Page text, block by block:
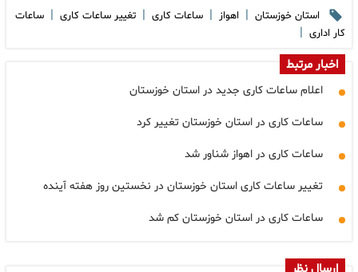
استان خوزستان | اهواز | ساعات کاری | تغییر ساعات کاری | ساعات
کار اداری |
اخبار مرتبط
اعلام ساعات کاری جدید در استان خوزستان
ساعات کاری در استان خوزستان تغییر کرد
ساعات کاری در اهواز شناور شد
تغییر ساعات کاری استان خوزستان در نخستین روز هفته آینده
ساعات کاری در استان خوزستان کم شد